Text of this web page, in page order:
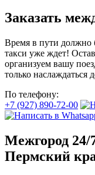
Заказать
Время в пути
такси уже ждет!
организуем вашу
только наслаждаться
По телефону:
+7 (927) 890-72-00
Межгород 24/
Пермский